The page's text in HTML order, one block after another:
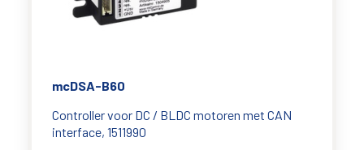
mcDSA-B60
Controller voor DC / BLDC motoren met CAN
interface, 1511990